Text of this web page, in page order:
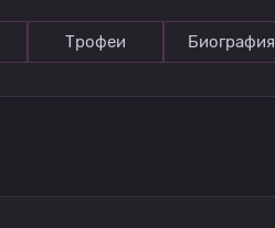
Трофеи Биография